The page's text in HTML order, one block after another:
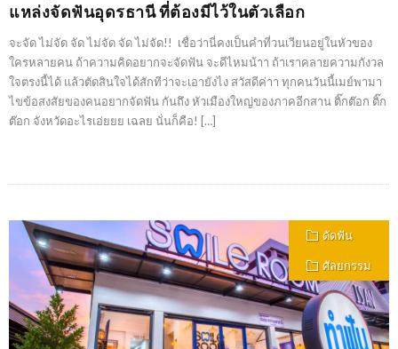
แหล่งจัดฟันอุดรธานี ที่ต้องมีไว้ในตัวเลือก
จะจัด ไม่จัด จัด ไม่จัด จัด ไม่จัด!! เชื่อว่านี่คงเป็นคำที่วนเวียนอยู่ในหัวของ
ใครหลายคน ถ้าความคิดอยากจะจัดฟัน จะดีไหมน้าา ถ้าเราคลายความกังวล
ใจตรงนี้ได้ แล้วตัดสินใจได้สักทีว่าจะเอายังไง สวัสดีค่าา ทุกคนวันนี้เมย์พามา
ไขข้อสงสัยของคนอยากจัดฟัน กันถึง หัวเมืองใหญ่ของภาคอีกสาน ติ๊กต๊อก ติ๊ก
ต๊อก จังหวัดอะไรเอ่ยยย เฉลย นั่นก็คือ! […]
ดัดฟัน
ศัลยกรรม